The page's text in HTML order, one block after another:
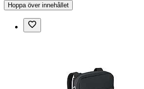
Hoppa över innehållet